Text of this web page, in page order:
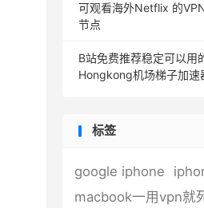
可观看海外Netflix 的
节点
B站免费推荐稳定可以用
Hongkong机场梯子加速
标签
google iphone
macbook一用vpn就